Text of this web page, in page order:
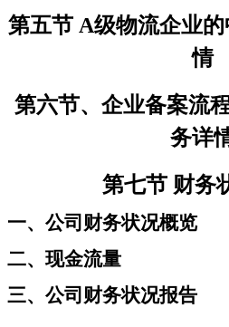
第五节 A级物流企业
情
第六节、企业备案流
务详
第七节 财务
一、公司财务状况概览
二、现金流量
三、公司财务状况报告